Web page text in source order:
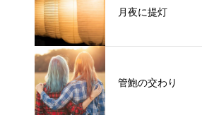
月夜に提灯
管鮑の交わり